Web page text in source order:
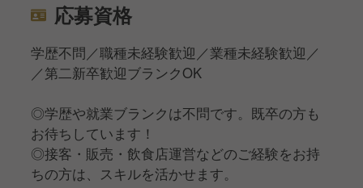
応募資格
学歴不問／職種未経験歓迎／業種未経験歓迎／
／第二新卒歓迎ブランクOK
◎学歴や就業ブランクは不問です。既卒の方も
お待ちしています！
◎接客・販売・飲食店運営などのご経験をお持
ちの方は、スキルを活かせます。